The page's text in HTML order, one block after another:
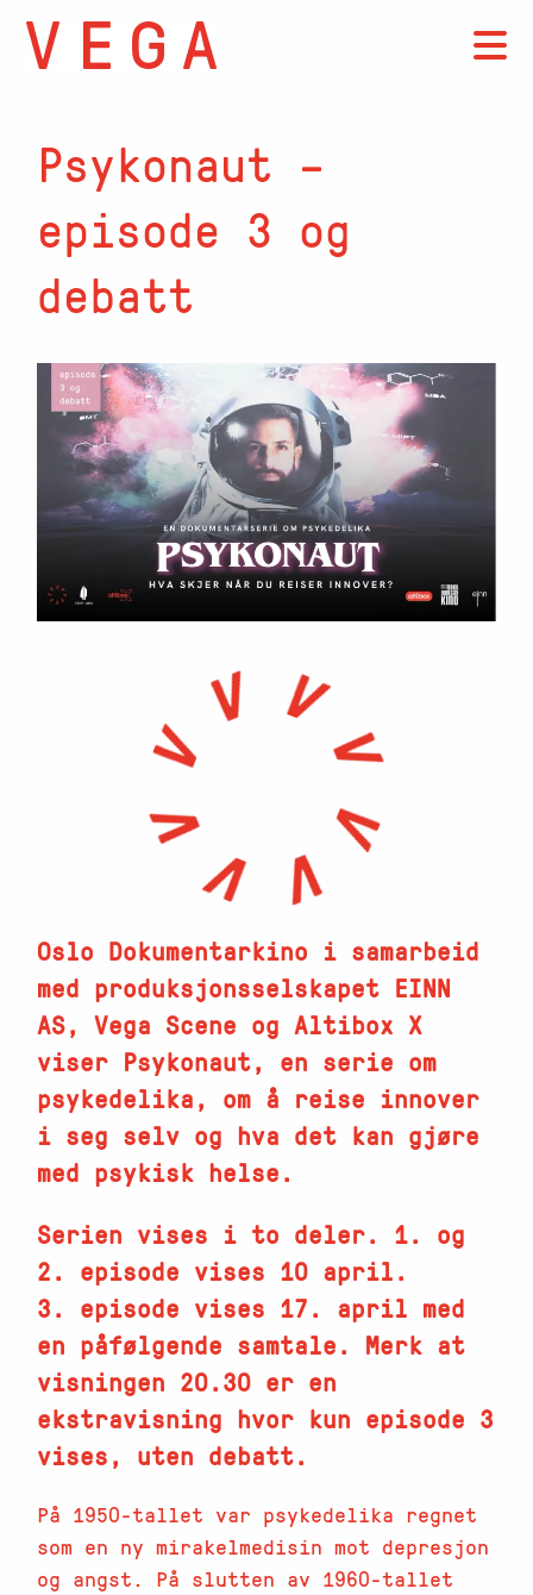
Psykonaut –
episode 3 og
debatt
Oslo Dokumentarkino i samarbeid
med produksjonsselskapet EINN
AS, Vega Scene og Altibox X
viser Psykonaut, en serie om
psykedelika, om å reise innover
i seg selv og hva det kan gjøre
med psykisk helse.
Serien vises i to deler. 1. og
2. episode vises 10 april.
3. episode vises 17. april med
en påfølgende samtale. Merk at
visningen 20.30 er en
ekstravisning hvor kun episode 3
vises, uten debatt.
På 1950-tallet var psykedelika regnet
som en ny mirakelmedisin mot depresjon
og angst. På slutten av 1960-tallet